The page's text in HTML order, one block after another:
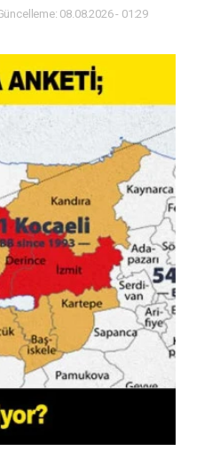
08.08.2026 - 01:29